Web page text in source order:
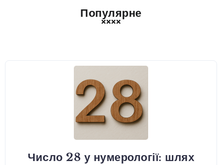
Популярне
Число 28 у нумерології: шлях